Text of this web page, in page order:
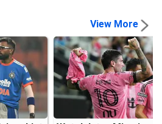
View More